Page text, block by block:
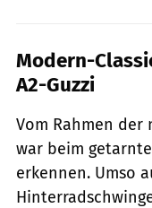
Modern-
A2-Guzzi
Vom Rahmen der
war beim
erkennen. Umso